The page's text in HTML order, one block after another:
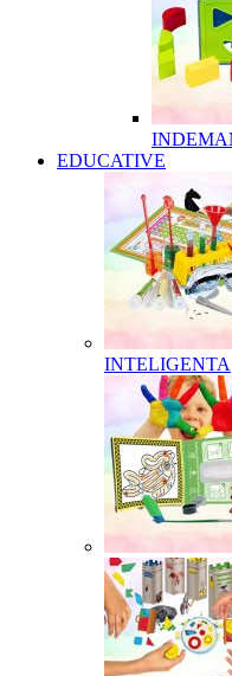
EDUCATIVE
INTELIGENTA